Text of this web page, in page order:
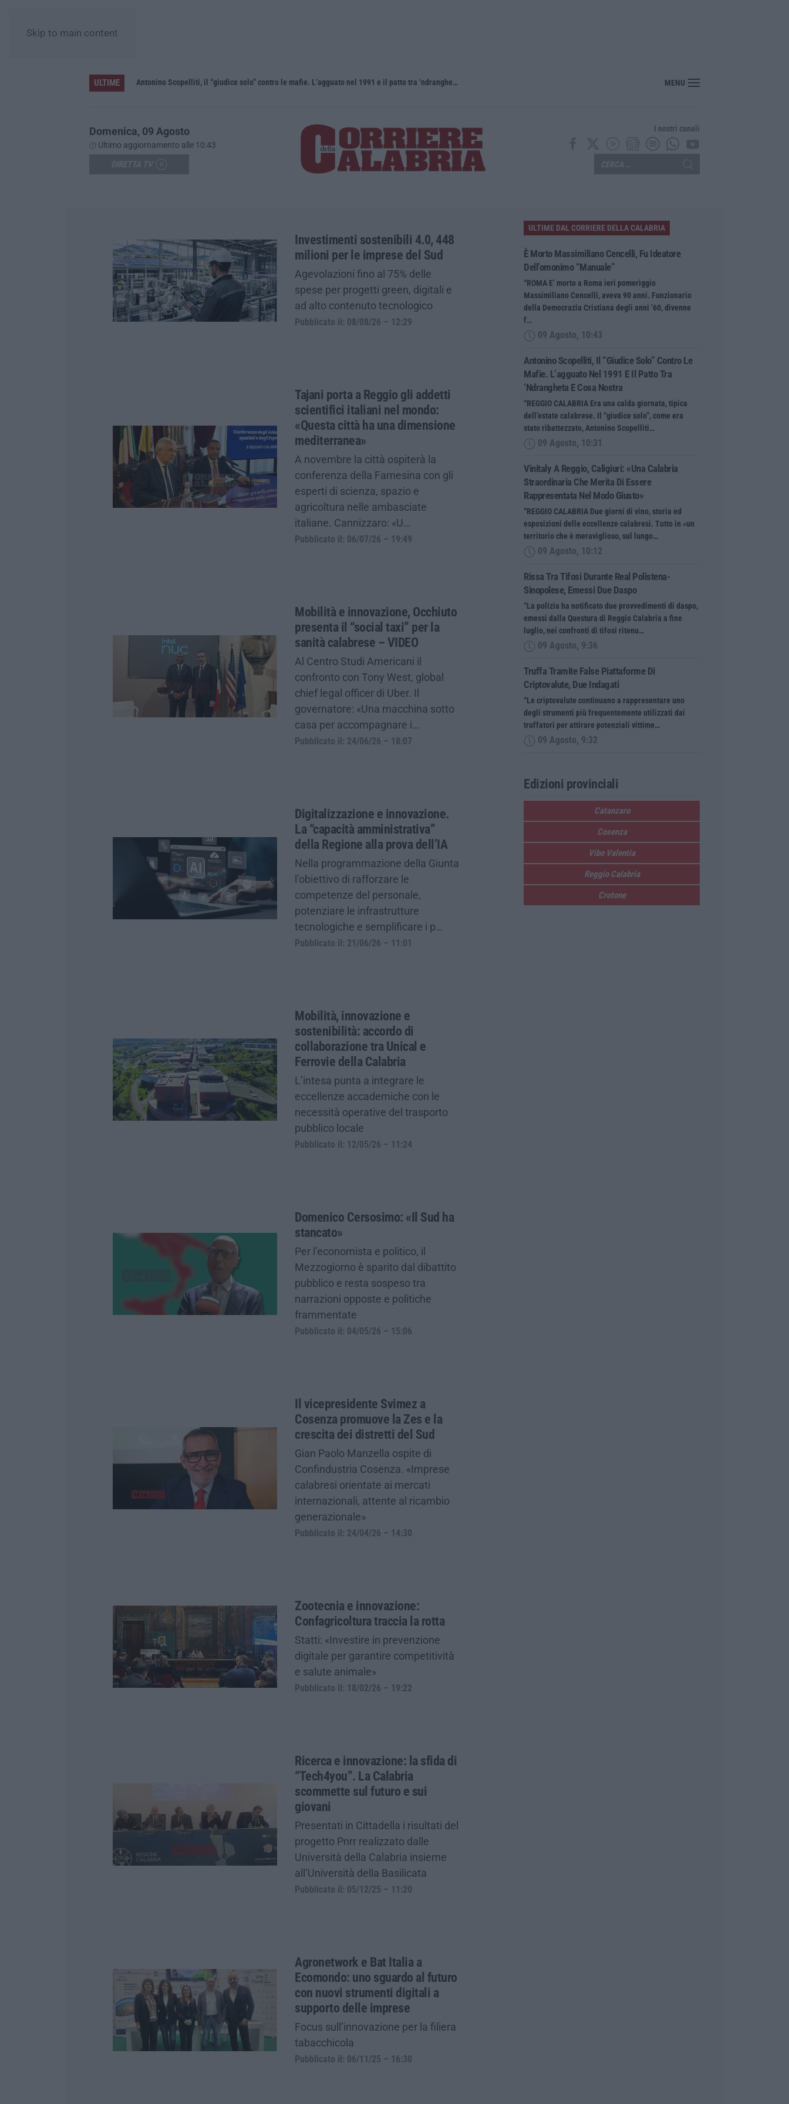
Skip to main content
ULTIME Antonino Scopelliti, il “giudice solo” contro le mafie. L’agguato nel 1991 e il patto tra ‘ndrangheta e Cosa nostra MENU
Domenica, 09 Agosto
Ultimo aggiornamento alle 10:43
I nostri canali
Investimenti sostenibili 4.0, 448
milioni per le imprese del Sud
Agevolazioni fino al 75% delle
spese per progetti green, digitali e
ad alto contenuto tecnologico
Pubblicato il: 08/08/26 – 12:29
Tajani porta a Reggio gli addetti
scientifici italiani nel mondo:
«Questa città ha una dimensione
mediterranea»
A novembre la città ospiterà la
conferenza della Farnesina con gli
esperti di scienza, spazio e
agricoltura nelle ambasciate
italiane. Cannizzaro: «U…
Pubblicato il: 06/07/26 – 19:49
Mobilità e innovazione, Occhiuto
presenta il “social taxi” per la
sanità calabrese – VIDEO
Al Centro Studi Americani il
confronto con Tony West, global
chief legal officer di Uber. Il
governatore: «Una macchina sotto
casa per accompagnare i…
Pubblicato il: 24/06/26 – 18:07
Digitalizzazione e innovazione.
La “capacità amministrativa”
della Regione alla prova dell’IA
Nella programmazione della Giunta
l’obiettivo di rafforzare le
competenze del personale,
potenziare le infrastrutture
tecnologiche e semplificare i p…
Pubblicato il: 21/06/26 – 11:01
Mobilità, innovazione e
sostenibilità: accordo di
collaborazione tra Unical e
Ferrovie della Calabria
L’intesa punta a integrare le
eccellenze accademiche con le
necessità operative del trasporto
pubblico locale
Pubblicato il: 12/05/26 – 11:24
Domenico Cersosimo: «Il Sud ha
stancato»
Per l’economista e politico, il
Mezzogiorno è sparito dal dibattito
pubblico e resta sospeso tra
narrazioni opposte e politiche
frammentate
Pubblicato il: 04/05/26 – 15:06
Il vicepresidente Svimez a
Cosenza promuove la Zes e la
crescita dei distretti del Sud
Gian Paolo Manzella ospite di
Confindustria Cosenza. «Imprese
calabresi orientate ai mercati
internazionali, attente al ricambio
generazionale»
Pubblicato il: 24/04/26 – 14:30
Zootecnia e innovazione:
Confagricoltura traccia la rotta
Statti: «Investire in prevenzione
digitale per garantire competitività
e salute animale»
Pubblicato il: 18/02/26 – 19:22
Ricerca e innovazione: la sfida di
“Tech4you”. La Calabria
scommette sul futuro e sui
giovani
Presentati in Cittadella i risultati del
progetto Pnrr realizzato dalle
Università della Calabria insieme
all’Università della Basilicata
Pubblicato il: 05/12/25 – 11:20
Agronetwork e Bat Italia a
Ecomondo: uno sguardo al futuro
con nuovi strumenti digitali a
supporto delle imprese
Focus sull’innovazione per la filiera
tabacchicola
Pubblicato il: 06/11/25 – 16:30
ULTIME DAL CORRIERE DELLA CALABRIA
È Morto Massimiliano Cencelli, Fu Ideatore
Dell’omonimo “manuale”
“ROMA E’ morto a Roma ieri pomeriggio
Massimiliano Cencelli, aveva 90 anni. Funzionario
della Democrazia Cristiana degli anni ’60, divenne
f…
09 Agosto, 10:43
Antonino Scopelliti, Il “giudice Solo” Contro Le
Mafie. L’agguato Nel 1991 E Il Patto Tra
‘ndrangheta E Cosa Nostra
“REGGIO CALABRIA Era una calda giornata, tipica
dell’estate calabrese. Il “giudice solo”, come era
stato ribattezzato, Antonino Scopelliti…
09 Agosto, 10:31
Vinitaly A Reggio, Caligiuri: «Una Calabria
Straordinaria Che Merita Di Essere
Rappresentata Nel Modo Giusto»
“REGGIO CALABRIA Due giorni di vino, storia ed
esposizioni delle eccellenze calabresi. Tutto in «un
territorio che è meraviglioso, sul lungo…
09 Agosto, 10:12
Rissa Tra Tifosi Durante Real Polistena-
Sinopolese, Emessi Due Daspo
“La polizia ha notificato due provvedimenti di daspo,
emessi dalla Questura di Reggio Calabria a fine
luglio, nei confronti di tifosi ritenu…
09 Agosto, 9:36
Truffa Tramite False Piattaforme Di
Criptovalute, Due Indagati
“Le criptovalute continuano a rappresentare uno
degli strumenti più frequentemente utilizzati dai
truffatori per attirare potenziali vittime…
09 Agosto, 9:32
Edizioni provinciali
Catanzaro
Cosenza
Vibo Valentia
Reggio Calabria
Crotone